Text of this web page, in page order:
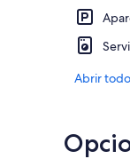
Abrir